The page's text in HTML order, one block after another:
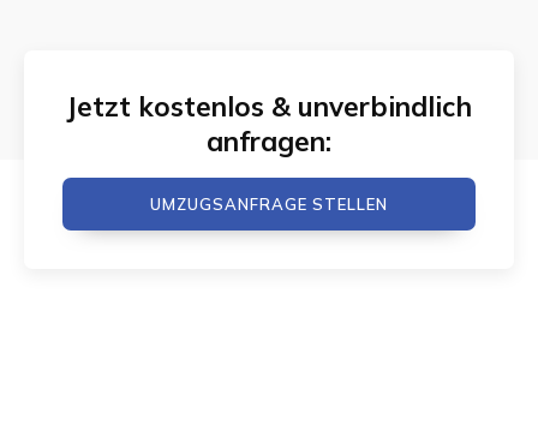
Jetzt kostenlos & unverbindlich
anfragen:
UMZUGSANFRAGE STELLEN